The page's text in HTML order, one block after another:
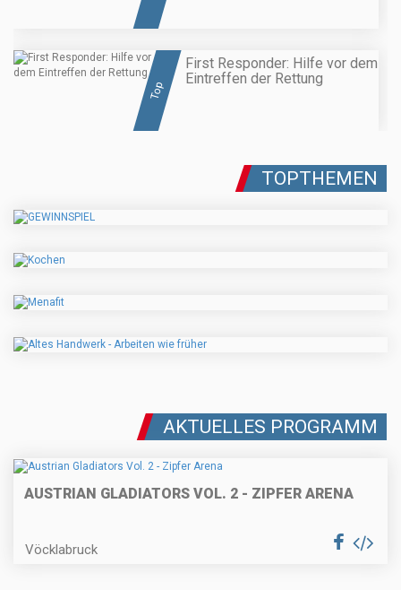
Top
First Responder: Hilfe vor dem
Eintreffen der Rettung
TOPTHEMEN
AKTUELLES PROGRAMM
AUSTRIAN GLADIATORS VOL. 2 - ZIPFER ARENA
Vöcklabruck